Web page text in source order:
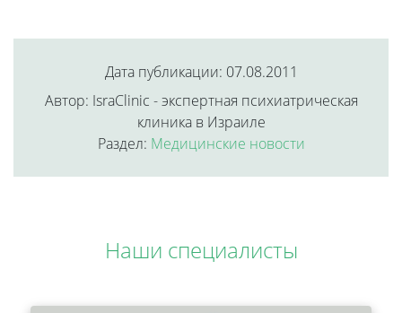
Дата публикации: 07.08.2011
Автор: IsraClinic - экспертная психиатрическая
клиника в Израиле
Раздел: Медицинские новости
Наши специалисты